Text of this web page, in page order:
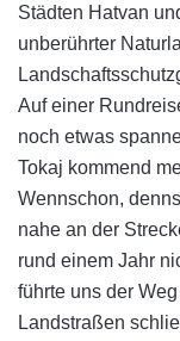
Städten Hatvan
unberührter
Auf einer
noch etwas
Tokaj kommend
Wennschon,
nahe an der
rund einem Jahr
führte uns der
Landstraßen